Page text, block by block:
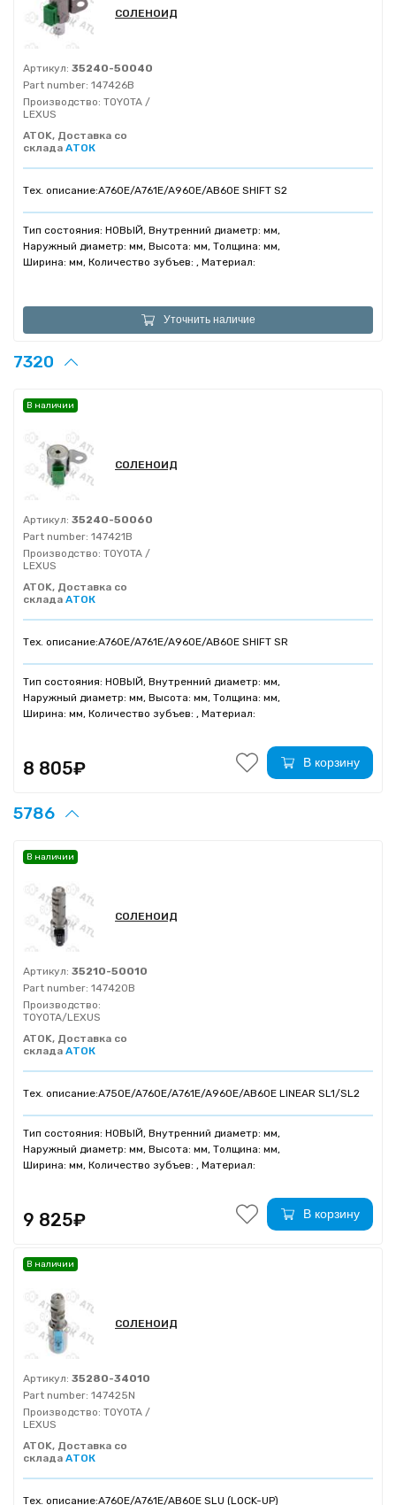
СОЛЕНОИД
Артикул: 35240-50040
Part number: 147426B
Производство: TOYOTA /
LEXUS
ATOK, Доставка со
склада АТОК
Тех. описание:A760E/A761E/A960E/AB60E SHIFT S2
Тип состояния: НОВЫЙ, Внутренний диаметр: мм,
Наружный диаметр: мм, Высота: мм, Толщина: мм,
Ширина: мм, Количество зубъев: , Материал:
Уточнить наличие
7320
СОЛЕНОИД
Артикул: 35240-50060
Part number: 147421B
Производство: TOYOTA /
LEXUS
ATOK, Доставка со
склада АТОК
Тех. описание:A760E/A761E/A960E/AB60E SHIFT SR
Тип состояния: НОВЫЙ, Внутренний диаметр: мм,
Наружный диаметр: мм, Высота: мм, Толщина: мм,
Ширина: мм, Количество зубъев: , Материал:
В наличии
8 805₽ В корзину
5786
СОЛЕНОИД
Артикул: 35210-50010
Part number: 147420B
Производство:
TOYOTA/LEXUS
ATOK, Доставка со
склада АТОК
Тех. описание:A750E/A760E/A761E/A960E/AB60E LINEAR SL1/SL2
Тип состояния: НОВЫЙ, Внутренний диаметр: мм,
Наружный диаметр: мм, Высота: мм, Толщина: мм,
Ширина: мм, Количество зубъев: , Материал:
В наличии
9 825₽ В корзину
СОЛЕНОИД
Артикул: 35280-34010
Part number: 147425N
Производство: TOYOTA /
LEXUS
ATOK, Доставка со
склада АТОК
Тех. описание:A760E/A761E/AB60E SLU (LOCK-UP)
В наличии